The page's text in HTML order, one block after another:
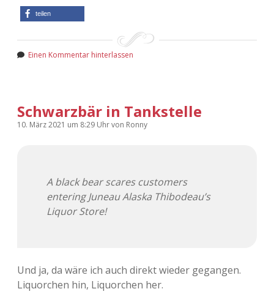
teilen
Einen Kommentar hinterlassen
Schwarzbär in Tankstelle
10. März 2021 um 8:29 Uhrvon Ronny
A black bear scares customers
entering Juneau Alaska Thibodeau’s
Liquor Store!
Und ja, da wäre ich auch direkt wieder gegangen.
Liquorchen hin, Liquorchen her.